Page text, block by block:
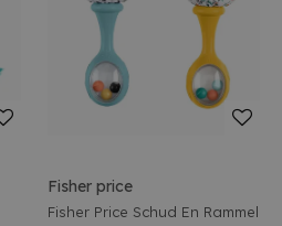
Fisher price
Fisher Price Schud En Rammel